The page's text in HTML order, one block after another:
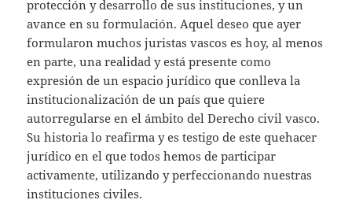
protección y desarrollo de sus instituciones, y un
avance en su formulación. Aquel deseo que ayer
formularon muchos juristas vascos es hoy, al menos
en parte, una realidad y está presente como
expresión de un espacio jurídico que conlleva la
institucionalización de un país que quiere
autorregularse en el ámbito del Derecho civil vasco.
Su historia lo reafirma y es testigo de este quehacer
jurídico en el que todos hemos de participar
activamente, utilizando y perfeccionando nuestras
instituciones civiles.